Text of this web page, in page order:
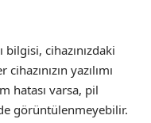
bilgisi, cihazınızdaki
yazılımı
hatası varsa, pil
görüntülenmeyebilir.